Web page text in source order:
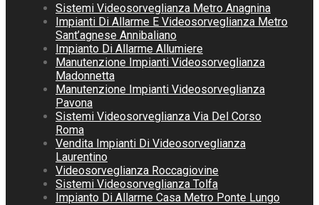
Sistemi Videosorveglianza Metro Anagnina
Impianti Di Allarme E Videosorveglianza Metro
Sant’agnese Annibaliano
Impianto Di Allarme Allumiere
Manutenzione Impianti Videosorveglianza
Madonnetta
Manutenzione Impianti Videosorveglianza
Pavona
Sistemi Videosorveglianza Via Del Corso
Roma
Vendita Impianti Di Videosorveglianza
Laurentino
Videosorveglianza Roccagiovine
Sistemi Videosorveglianza Tolfa
Impianto Di Allarme Casa Metro Ponte Lungo